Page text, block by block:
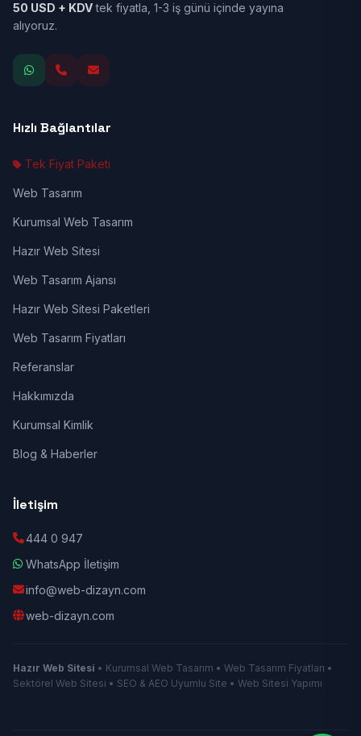
50 USD + KDVtek fiyatla, 1-3 iş günü içinde yayına
alıyoruz.
Hızlı Bağlantılar
Tek Fiyat Paketi
Web Tasarım
Kurumsal Web Tasarım
Hazır Web Sitesi
Web Tasarım Ajansı
Hazır Web Sitesi Paketleri
Web Tasarım Fiyatları
Referanslar
Hakkımızda
Kurumsal Kimlik
Blog & Haberler
İletişim
444 0 947
WhatsApp İletişim
info@web-dizayn.com
web-dizayn.com
Hazır Web Sitesi • Kurumsal Web Tasarım • Web Tasarım Fiyatları •
Sektörel Web Sitesi • SEO & AEO Uyumlu Site • Web Sitesi Yapımı